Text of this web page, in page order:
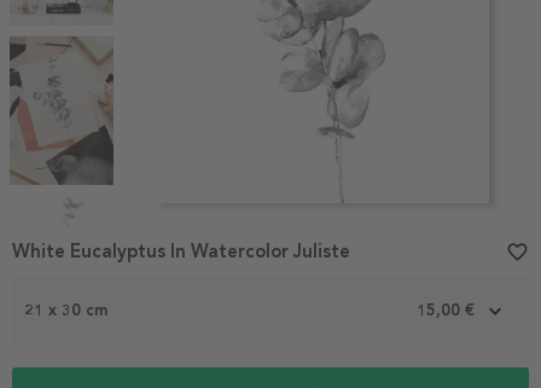
1
21 x 30 cm 15,00 €
White Eucalyptus In Watercolor Juliste favorite_border